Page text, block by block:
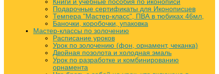
Книги и учебные пособия по иконописи
Подарочные сертификаты для Иконописцев
Темпера "Мастер-класс", ПВА в тюбиках 46мл,
Баночки, коробочки, упаковка
Мастер-классы по золочению
Расписание уроков
Урок по золочению (фон, орнамент, чеканка)
Двойная позолота и холодная эмаль
Урок по разработке и комбинированию
орнамента